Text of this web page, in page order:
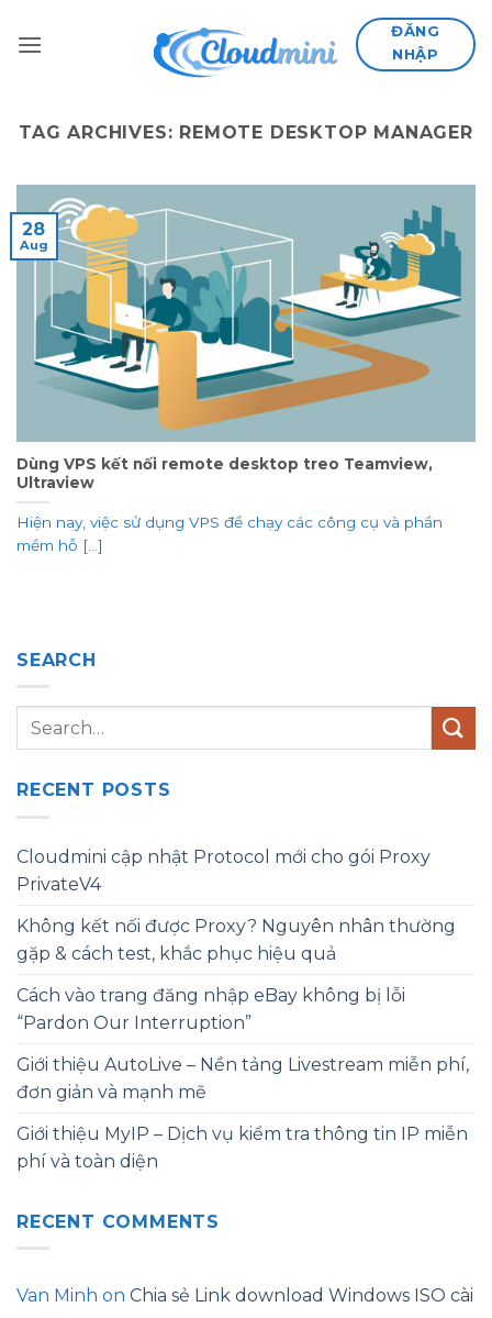
ĐĂNG
NHẬP
TAG ARCHIVES: REMOTE DESKTOP MANAGER
Dùng VPS kết nối remote desktop treo Teamview,
Ultraview
Hiện nay, việc sử dụng VPS để chạy các công cụ và phần
mềm hỗ [...]
28
Aug
SEARCH
RECENT POSTS
Cloudmini cập nhật Protocol mới cho gói Proxy
PrivateV4
Không kết nối được Proxy? Nguyên nhân thường
gặp & cách test, khắc phục hiệu quả
Cách vào trang đăng nhập eBay không bị lỗi
“Pardon Our Interruption”
Giới thiệu AutoLive – Nền tảng Livestream miễn phí,
đơn giản và mạnh mẽ
Giới thiệu MyIP – Dịch vụ kiểm tra thông tin IP miễn
phí và toàn diện
RECENT COMMENTS
Van Minh on Chia sẻ Link download Windows ISO cài